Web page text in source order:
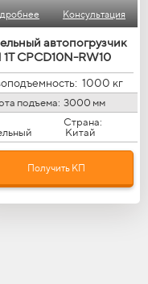
Консультация
автопогрузчик
1T CPCD10N-RW10
1000 кг
подъема: 3000 мм
Страна:
Китай
Получить КП